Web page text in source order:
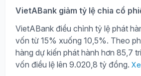
VietABank giảm tỷ lệ chia cổ
VietABank điều chỉnh tỷ lệ phát
vốn từ 15% xuống 10,5%. Theo
hàng dự kiến phát hành hơn 85,7
vốn điều lệ lên 9.020,8 tỷ đồng.